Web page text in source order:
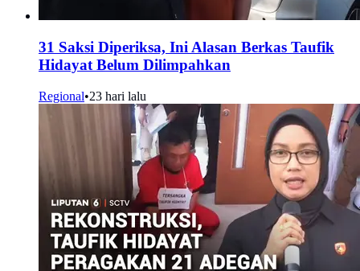
31 Saksi Diperiksa, Ini Alasan Berkas Taufik
Hidayat Belum Dilimpahkan
Regional•23 hari lalu